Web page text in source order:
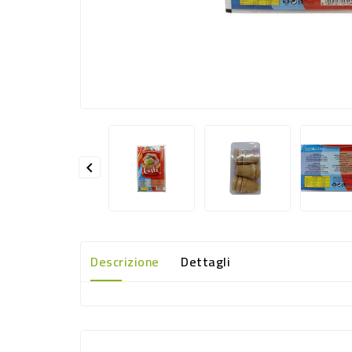

Descrizione Dettagli